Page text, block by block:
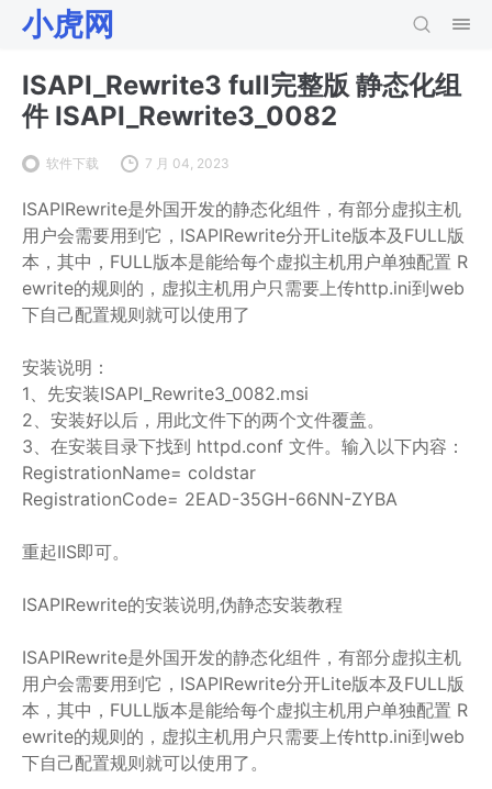
小虎网
ISAPI_Rewrite3 full完整版 静态化组
件 ISAPI_Rewrite3_0082
软件下载 7 月 04, 2023
ISAPIRewrite是外国开发的静态化组件，有部分虚拟主机
用户会需要用到它，ISAPIRewrite分开Lite版本及FULL版
本，其中，FULL版本是能给每个虚拟主机用户单独配置 R
ewrite的规则的，虚拟主机用户只需要上传http.ini到web
下自己配置规则就可以使用了
安装说明：
1、先安装ISAPI_Rewrite3_0082.msi
2、安装好以后，用此文件下的两个文件覆盖。
3、在安装目录下找到 httpd.conf 文件。输入以下内容：
RegistrationName= coldstar
RegistrationCode= 2EAD-35GH-66NN-ZYBA
重起IIS即可。
ISAPIRewrite的安装说明,伪静态安装教程
ISAPIRewrite是外国开发的静态化组件，有部分虚拟主机
用户会需要用到它，ISAPIRewrite分开Lite版本及FULL版
本，其中，FULL版本是能给每个虚拟主机用户单独配置 R
ewrite的规则的，虚拟主机用户只需要上传http.ini到web
下自己配置规则就可以使用了。